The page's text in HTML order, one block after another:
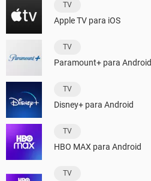
TV
Apple TV para iOS
TV
Paramount+ para Android
TV
Disney+ para Android
TV
HBO MAX para Android
TV